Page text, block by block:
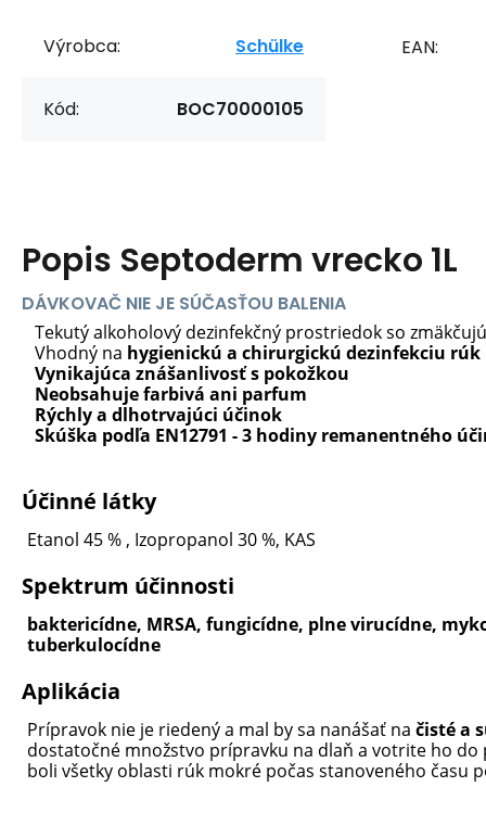
Výrobca: Schülke
Kód: BOC70000105
EAN:
Popis Septoderm vrecko 1L
DÁVKOVAČ NIE JE SÚČASŤOU BALENIA
Tekutý alkoholový dezinfekčný prostriedok so
Vhodný na hygienickú a chirurgickú dezinfekciu rúk
Vynikajúca znášanlivosť s pokožkou
Neobsahuje farbivá ani parfum
Rýchly a dlhotrvajúci účinok
Skúška podľa EN12791 - 3 hodiny remanentného
Účinné látky
Etanol 45 % , Izopropanol 30 %, KAS
Spektrum účinnosti
baktericídne, MRSA, fungicídne, plne virucídne,
tuberkulocídne
Aplikácia
Prípravok nie je riedený a mal by sa nanášať na čisté a
dostatočné množstvo prípravku na dlaň a votrite ho do
boli všetky oblasti rúk mokré počas stanoveného času